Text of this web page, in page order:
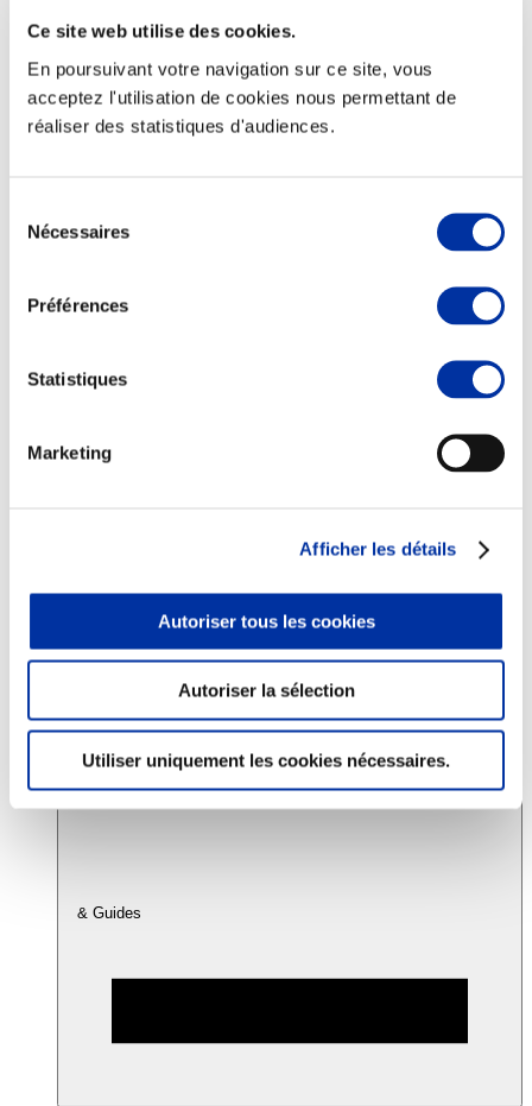
Ce site web utilise des cookies.
En poursuivant votre navigation sur ce site, vous
acceptez l'utilisation de cookies nous permettant de
réaliser des statistiques d'audiences.
Nécessaires
Préférences
Statistiques
Marketing
Afficher les détails
Autoriser tous les cookies
Autoriser la sélection
Utiliser uniquement les cookies nécessaires.
Elevage
Consommation
Sécurité sanitaire
Juste rémunération et attractivité des métiers
Info-veille scientifique
Accords
& Guides